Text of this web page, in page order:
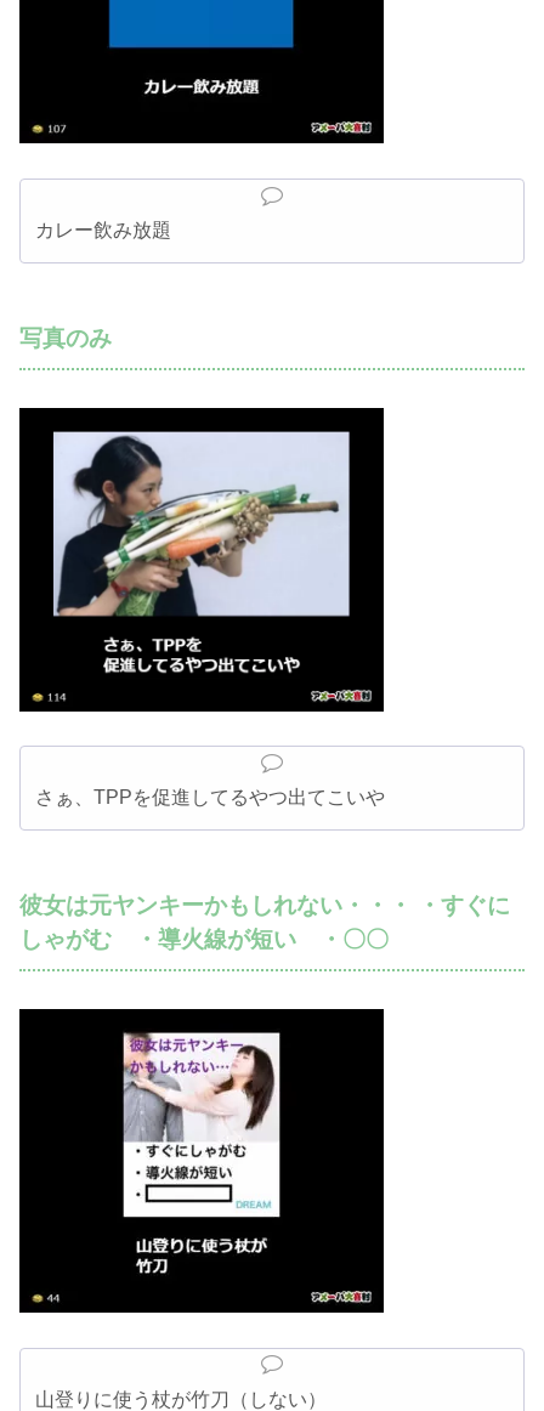
カレー飲み放題
写真のみ
さぁ、TPPを促進してるやつ出てこいや
彼女は元ヤンキーかもしれない・・・ ・すぐに
しゃがむ ・導火線が短い ・〇〇
山登りに使う杖が竹刀（しない）